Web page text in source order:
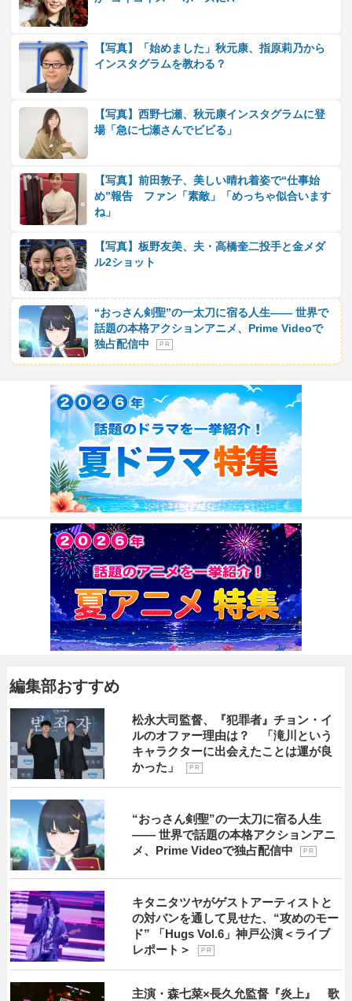
【写真】「始めました」秋元康、指原莉乃から
インスタグラムを教わる？
【写真】西野七瀬、秋元康インスタグラムに登
場「急に七瀬さんでビビる」
【写真】前田敦子、美しい晴れ着姿で“仕事始
め”報告 ファン「素敵」「めっちゃ似合います
ね」
【写真】板野友美、夫・高橋奎二投手と金メダ
ル2ショット
“おっさん剣聖”の一太刀に宿る人生―― 世界で
話題の本格アクションアニメ、Prime Videoで
独占配信中
P R
編集部おすすめ
松永大司監督、『犯罪者』チョン・イ
ルのオファー理由は？ 「滝川という
キャラクターに出会えたことは運が良
かった」
P R
“おっさん剣聖”の一太刀に宿る人生
―― 世界で話題の本格アクションアニ
メ、Prime Videoで独占配信中
P R
キタニタツヤがゲストアーティストと
の対バンを通して見せた、“攻めのモー
ド” 「Hugs Vol.6」神戸公演＜ライブ
レポート＞
P R
主演・森七菜×長久允監督『炎上』 歌